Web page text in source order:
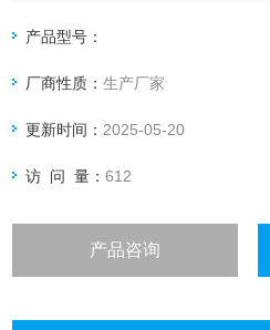
产品型号：
厂商性质：生产厂家
更新时间： 2025-05-20
访 问 量：612
产品咨询